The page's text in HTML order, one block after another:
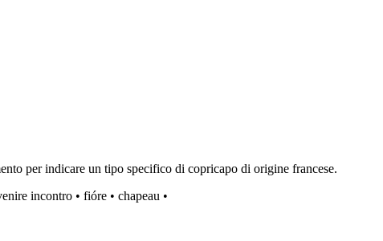
per indicare un tipo specifico di copricapo di origine francese.
incontro • fióre • chapeau •